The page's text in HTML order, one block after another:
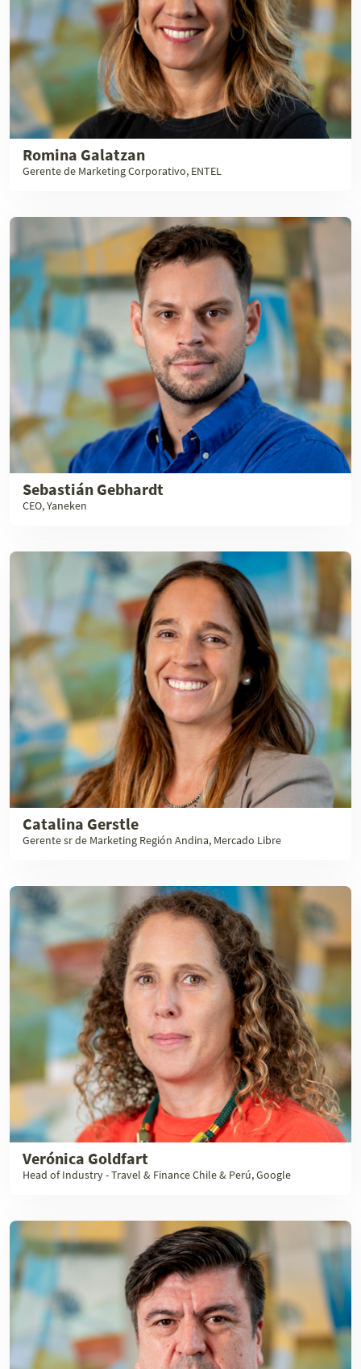
Romina Galatzan
Gerente de Marketing Corporativo, ENTEL
Sebastián Gebhardt
CEO, Yaneken
Catalina Gerstle
Gerente sr de Marketing Región Andina, Mercado Libre
Verónica Goldfart
Head of Industry - Travel & Finance Chile & Perú, Google